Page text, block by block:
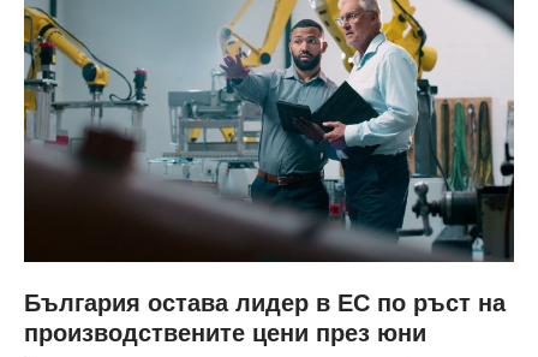
България остава лидер в ЕС по ръст на
производствените цени през юни